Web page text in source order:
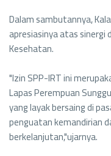
Dalam sambutannya,
apresiasinya atas sinergi
Kesehatan.
"Izin SPP-IRT ini
Lapas Perempuan
yang layak bersaing di
penguatan kemandirian
berkelanjutan,"ujarnya.